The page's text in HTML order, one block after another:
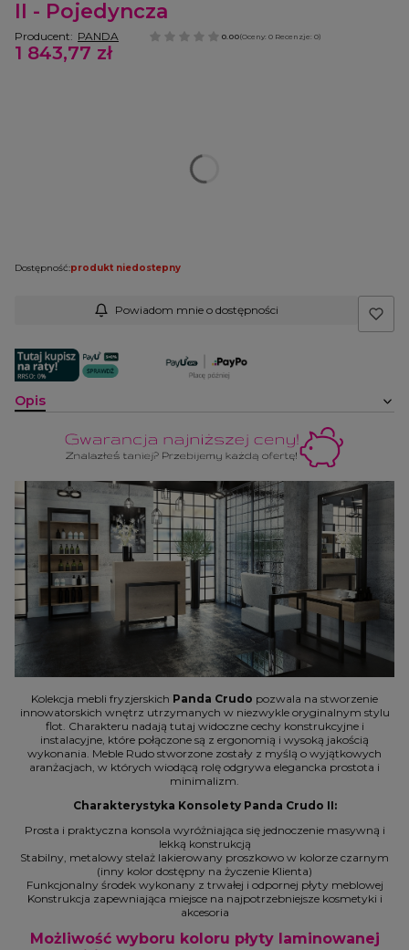
II - Pojedyncza
Producent: PANDA 0.00(Oceny: 0 Recenzje: 0)
Cena
1 843,77 zł
Dostępność:produkt niedostepny
Powiadom mnie o dostępności
Opis
Kolekcja mebli fryzjerskich Panda Crudo pozwala na stworzenie
innowatorskich wnętrz utrzymanych w niezwykle oryginalnym stylu
flot. Charakteru nadają tutaj widoczne cechy konstrukcyjne i
instalacyjne, które połączone są z ergonomią i wysoką jakością
wykonania. Meble Rudo stworzone zostały z myślą o wyjątkowych
aranżacjach, w których wiodącą rolę odgrywa elegancka prostota i
minimalizm.
Charakterystyka Konsolety Panda Crudo II:
Prosta i praktyczna konsola wyróżniająca się jednoczenie masywną i
lekką konstrukcją
Stabilny, metalowy stelaż lakierowany proszkowo w kolorze czarnym
(inny kolor dostępny na życzenie Klienta)
Funkcjonalny środek wykonany z trwałej i odpornej płyty meblowej
Konstrukcja zapewniająca miejsce na najpotrzebniejsze kosmetyki i
akcesoria
Możliwość wyboru koloru płyty laminowanej